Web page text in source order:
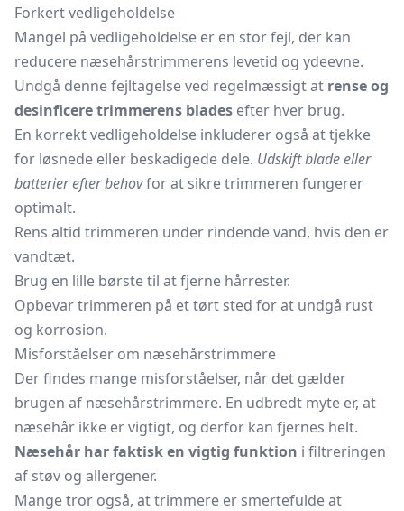
Forkert vedligeholdelse
Mangel på vedligeholdelse er en stor fejl, der kan
reducere næsehårstrimmerens levetid og ydeevne.
Undgå denne fejltagelse ved regelmæssigt at rense og
desinficere trimmerens blades efter hver brug.
En korrekt vedligeholdelse inkluderer også at tjekke
for løsnede eller beskadigede dele. Udskift blade eller
batterier efter behovfor at sikre trimmeren fungerer
optimalt.
Rens altid trimmeren under rindende vand, hvis den er
vandtæt.
Brug en lille børste til at fjerne hårrester.
Opbevar trimmeren på et tørt sted for at undgå rust
og korrosion.
Misforståelser om næsehårstrimmere
Der findes mange misforståelser, når det gælder
brugen af næsehårstrimmere. En udbredt myte er, at
næsehår ikke er vigtigt, og derfor kan fjernes helt.
Næsehår har faktisk en vigtig funktion i filtreringen
af støv og allergener.
Mange tror også, at trimmere er smertefulde at